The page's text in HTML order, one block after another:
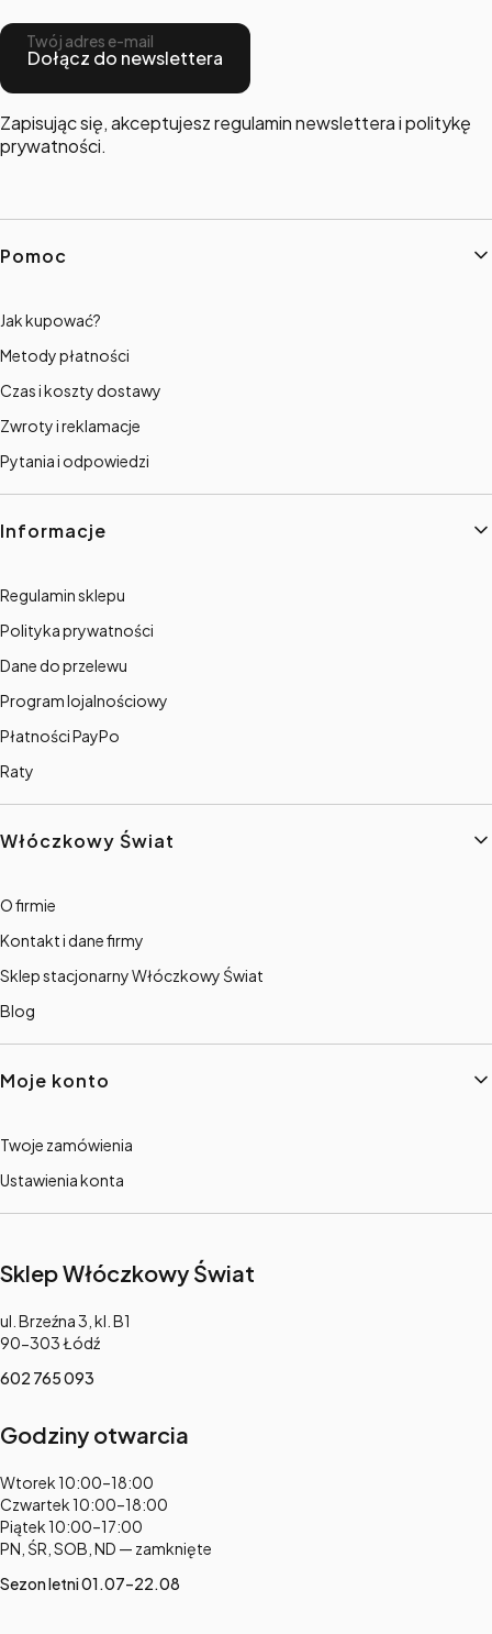
Twój adres e-mail
Dołącz do newslettera
Zapisując się, akceptujesz regulamin newslettera i politykę
prywatności.
Linki w stopce
Pomoc
Jak kupować?
Metody płatności
Czas i koszty dostawy
Zwroty i reklamacje
Pytania i odpowiedzi
Informacje
Regulamin sklepu
Polityka prywatności
Dane do przelewu
Program lojalnościowy
Płatności PayPo
Raty
Włóczkowy Świat
O firmie
Kontakt i dane firmy
Sklep stacjonarny Włóczkowy Świat
Blog
Moje konto
Twoje zamówienia
Ustawienia konta
Sklep Włóczkowy Świat
Adres:
ul. Brzeźna 3, kl. B1
90-303 Łódź
602 765 093
Godziny otwarcia
Adres:
Wtorek 10:00–18:00
Czwartek 10:00–18:00
Piątek 10:00–17:00
PN, ŚR, SOB, ND — zamknięte
Sezon letni 01.07–22.08